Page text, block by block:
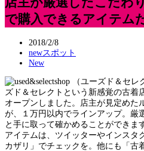
で購入できるアイテム
2018/2/8
newスポット
New
ズド＆セレクトという新感覚の古着
オープンしました。店主が見定めた
が、１万円以内でラインアップ。厳
と手に取って確かめることができま
アイテムは、ツイッターやインスタ
カザリ」でチェックを。他にも「古